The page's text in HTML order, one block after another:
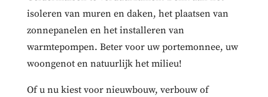
isoleren van muren en daken, het plaatsen van
zonnepanelen en het installeren van
warmtepompen. Beter voor uw portemonnee, uw
woongenot en natuurlijk het milieu!
Of u nu kiest voor nieuwbouw, verbouw of